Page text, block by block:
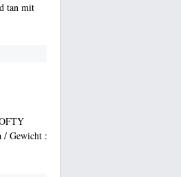
tan mit
Gewicht :